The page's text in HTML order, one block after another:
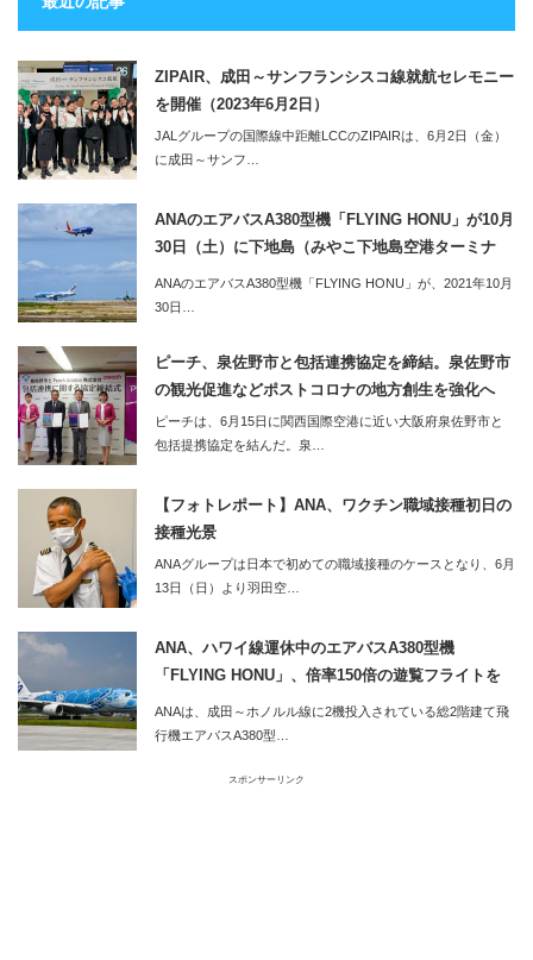
ZIPAIR、成田～サンフランシスコ線就航セレモニー
を開催（2023年6月2日）
JALグループの国際線中距離LCCのZIPAIRは、6月2日（金）
に成田～サンフ…
ANAのエアバスA380型機「FLYING HONU」が10月
30日（土）に下地島（みやこ下地島空港ターミナ
ル）へ。同便利用のツアーの2泊3日のツアーも販売
開始
ANAのエアバスA380型機「FLYING HONU」が、2021年10月
30日…
ピーチ、泉佐野市と包括連携協定を締結。泉佐野市
の観光促進などポストコロナの地方創生を強化へ
ピーチは、6月15日に関西国際空港に近い大阪府泉佐野市と
包括提携協定を結んだ。泉…
【フォトレポート】ANA、ワクチン職域接種初日の
接種光景
ANAグループは日本で初めての職域接種のケースとなり、6月
13日（日）より羽田空…
ANA、ハワイ線運休中のエアバスA380型機
「FLYING HONU」、倍率150倍の遊覧フライトを
実施
ANAは、成田～ホノルル線に2機投入されている総2階建て飛
行機エアバスA380型…
スポンサーリンク